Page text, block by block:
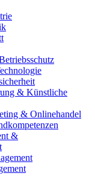
& Künstliche
& Onlinehandel
&